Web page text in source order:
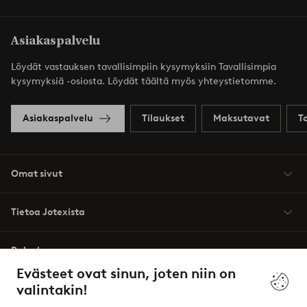
Evästeet ovat sinun, joten niin on
valintakin!
Asiakaspalvelu
Löydät vastauksen tavallisimpiin kysymyksiin Tavallisimpia
kysymyksiä -osiosta. Löydät täältä myös yhteystietomme.
Asiakaspalvelu Tilaukset Maksutavat
Omat sivut
Tietoa Jotexista
Palvelumme
Ehdot